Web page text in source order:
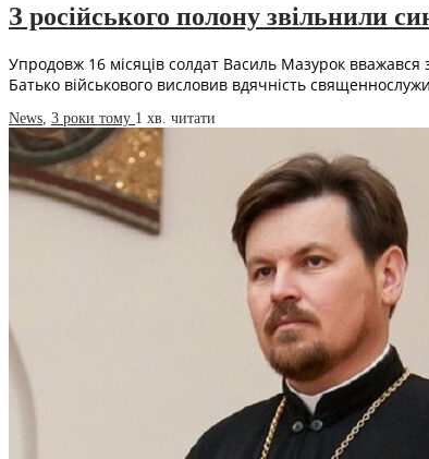
З російського полону звільнили
Упродовж 16 місяців солдат Василь Мазурок вважався
Батько військового висловив вдячність
News 3 роки тому 1 хв. читати